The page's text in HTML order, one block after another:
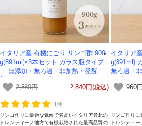
イタリア産 有機にごり リンゴ酢 900
g(891ml)×3本セット ガラス瓶タイプ
｜ 無添加・無ろ過・非加熱・発酵助
-かわしま屋-
2,880円 2,840円(税込)
1件
リンゴ作りに最適な気候で名高いイタリア最北の
トレンティーノ地方で有機栽培された最高品質の
イタリア
g(891ml)
無ろ過・
960
リンゴ作り
トレンティ